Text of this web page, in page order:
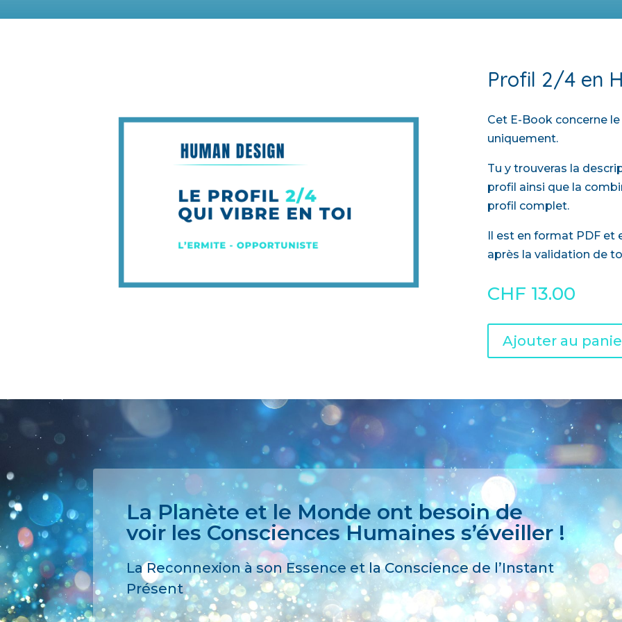
Profil 2/4 en
Cet E-Book concerne
uniquement.
Tu y trouveras la
profil ainsi que la
profil complet.
Il est en format PDF
après la validation de
CHF 13.00
Ajouter au
La Planète et le Monde ont besoin de
voir les Consciences Humaines s’éveiller !
La Reconnexion à son Essence et la Conscience de l’Instant
Présent